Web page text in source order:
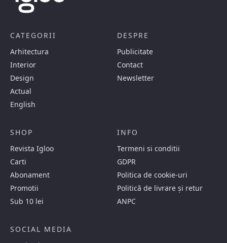
CATEGORII
Arhitectura
Interior
Design
Actual
English
DESPRE
Publicitate
Contact
Newsletter
SHOP
Revista Igloo
Carti
Abonament
Promotii
Sub 10 lei
INFO
Termeni si conditii
GDPR
Politica de cookie-uri
Politică de livrare și retur
ANPC
SOCIAL MEDIA